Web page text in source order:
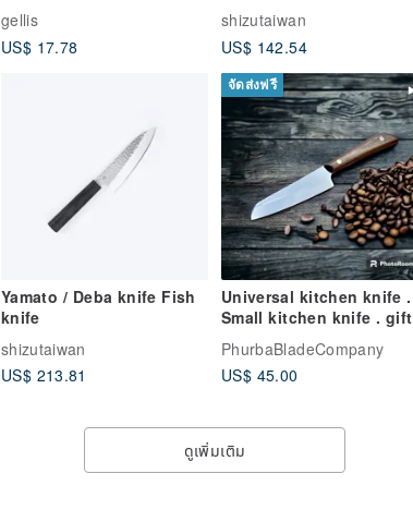
Design, Minimizing Fruit
Pulp Waste
gellis
US$ 17.78
shizutaiwan
US$ 142.54
Yamato / Deba knife Fish
knife
shizutaiwan
US$ 213.81
จัดส่งฟรี
Universal kitchen knife .
Small kitchen knife . gift
PhurbaBladeCompany
US$ 45.00
ดูเพิ่มเติม